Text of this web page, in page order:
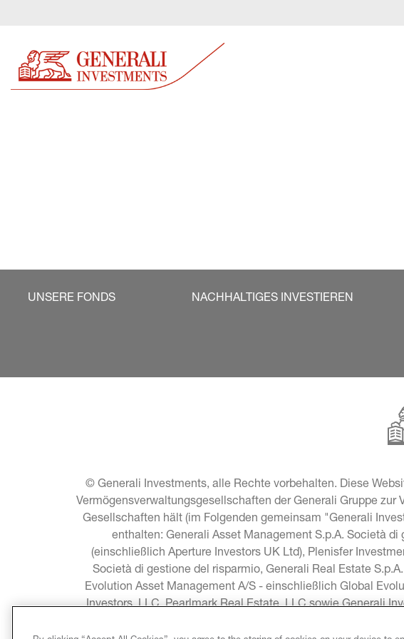
UNSERE FONDS NACHHALTIGES INVESTIEREN
© Generali Investments, alle Rechte vorbehalten. Diese
Vermögensverwaltungsgesellschaften der Generali Gruppe
Gesellschaften hält (im Folgenden gemeinsam "Generali
enthalten: Generali Asset Management S.p.A. Società
(einschließlich Aperture Investors UK Ltd), Plenisfer
Società di gestione del risparmio, Generali Real Estate
Evolution Asset Management A/S - einschließlich Global
Investors, LLC, Pearlmark Real Estate, LLC sowie Generali
Asia Pacific Limited, Conning